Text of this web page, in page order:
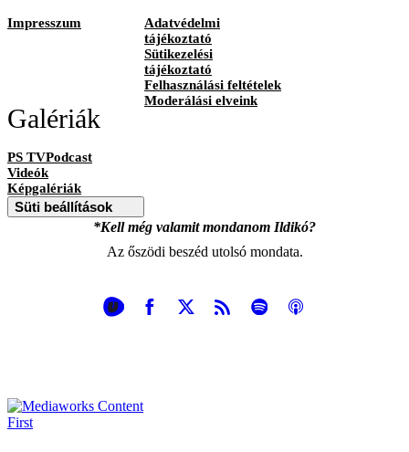
Impresszum
Adatvédelmi
tájékoztató
Sütikezelési
tájékoztató
Felhasználási feltételek
Moderálási elveink
Galériák
PS TVPodcast
Videók
Képgalériák
Süti beállítások
*Kell még valamit mondanom Ildikó?
Az őszödi beszéd utolsó mondata.